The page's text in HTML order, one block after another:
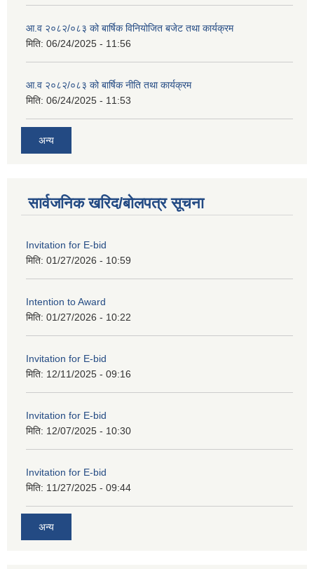
आ.व २०८२/०८३ को बार्षिक विनियोजित बजेट तथा कार्यक्रम
मिति: 06/24/2025 - 11:56
आ.व २०८२/०८३ को बार्षिक नीति तथा कार्यक्रम
मिति: 06/24/2025 - 11:53
अन्य
सार्वजनिक खरिद/बोलपत्र सूचना
Invitation for E-bid
मिति: 01/27/2026 - 10:59
Intention to Award
मिति: 01/27/2026 - 10:22
Invitation for E-bid
मिति: 12/11/2025 - 09:16
Invitation for E-bid
मिति: 12/07/2025 - 10:30
Invitation for E-bid
मिति: 11/27/2025 - 09:44
अन्य